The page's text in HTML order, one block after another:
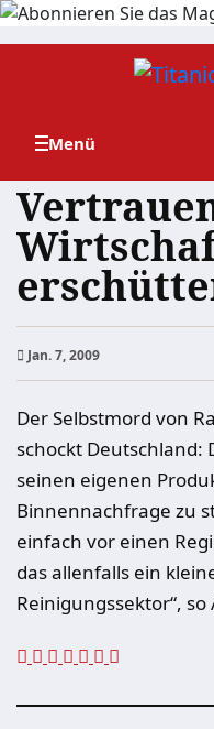
Zum
Jan. 7, 2009
Der Selbstmord von
schockt Deutschland:
seinen eigenen
Binnennachfrage zu
einfach vor einen
das allenfalls ein
Reinigungssektor“, so